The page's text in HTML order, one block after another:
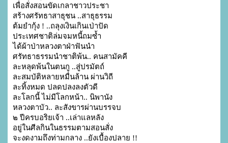
เพื่อสั่งสอนขัดเกลาชาวประชา
สร้างศรัทธาสาธุชน ..สาธุธรรม
ต้มยำกุ้ง ! ..ถลุงเงินเกินเป่าปัด
ประเทศชาติล่มจมหนี้ถมซ้ำ
ได้ผ้าป่าหลวงตาฝ่าฟันนำ
ศรัทธาธรรมนำชาติพ้น.. คนสามัคคี
ละหลุดพ้นในตนกู ..สู่ปรมัตถ์
ละสมบัติหลายหมื่นล้าน ผ่านวิถี
ละทิ้งหมด ปลดปลงลงตัวดี
ละโลกนี้ ไม่มีโลกหน้า.. นิพานัง
หลวงตาบัว.. ละสังขารผ่านบรรจบ
๒ ปีครบอริยเจ้า ..เล่าแลหลัง
อยู่ในศีลกินในธรรมตามสอนสั่ง
จะงดงามถึงท่ามกลาง ..ยังเบื้องปลาย !!